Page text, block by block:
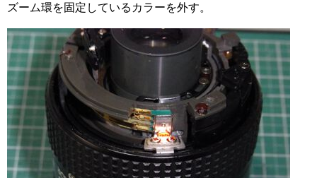
ズーム環を固定しているカラーを外す。